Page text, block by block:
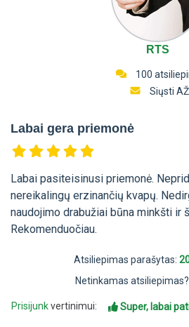
RTS
100
Siųsti AŽ
Labai gera priemonė
Labai pasiteisinusi priemonė.
nereikalingų erzinančių kvapų.
naudojimo drabužiai būna minkšti ir
Rekomenduočiau.
Atsiliepimas parašytas:
Netinkamas atsiliepimas?
Prisijunkvertinimui: Super, labai